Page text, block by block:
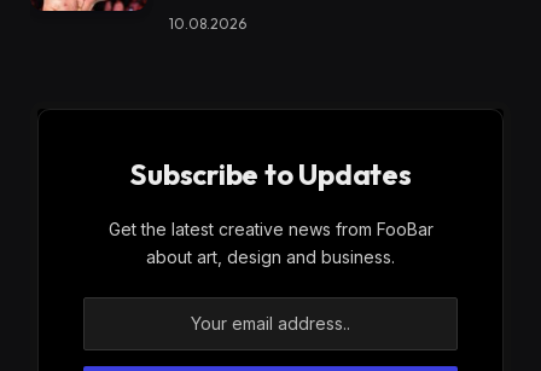
10.08.2026
Subscribe to Updates
Get the latest creative news from FooBar
about art, design and business.